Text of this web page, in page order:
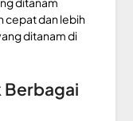
cepat dan lebih
ditanam di
Berbagai